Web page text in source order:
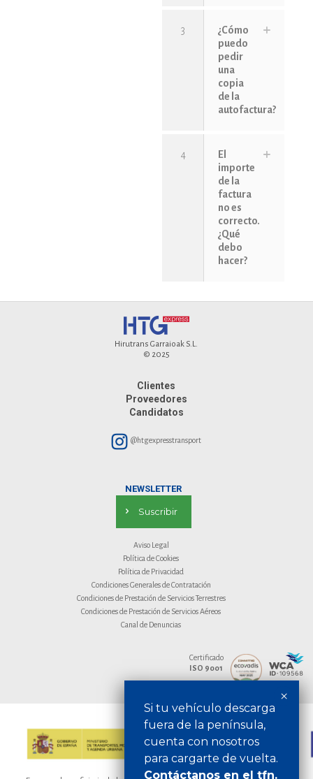
3
¿Cómo
puedo
pedir
una
copia
de la
autofactura?
4
El
importe
de la
factura
no es
correcto.
¿Qué
debo
hacer?
Hirutrans Garraioak S.L.
© 2025
Clientes
Proveedores
Candidatos
@htgexpresstransport
NEWSLETTER
Suscribir
Aviso Legal
Política de Cookies
Política de Privacidad
Condiciones Generales de Contratación
Condiciones de Prestación de Servicios Terrestres
Condiciones de Prestación de Servicios Aéreos
Canal de Denuncias
Certificado
ISO 9001
Si tu vehículo descarga
fuera de la península,
cuenta con nosotros
para cargarte de vuelta.
Contáctanos en el tfn.